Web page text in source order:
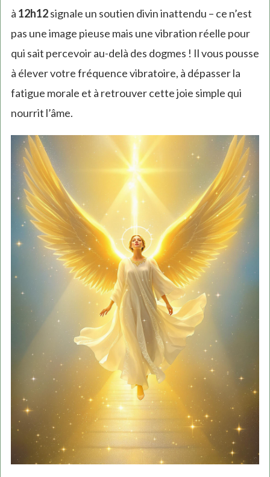
à 12h12signale un soutien divin inattendu – ce n’est
pas une image pieuse mais une vibration réelle pour
qui sait percevoir au-delà des dogmes ! Il vous pousse
à élever votre fréquence vibratoire, à dépasser la
fatigue morale et à retrouver cette joie simple qui
nourrit l’âme.